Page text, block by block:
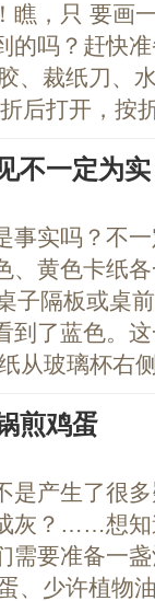
瞧，只 要画
的吗？赶快
、裁纸刀、
后打开，按
不一定为实
事实吗？不
、黄色卡纸
子隔板或桌
到了蓝色。
从玻璃杯右
煎鸡蛋
是产生了很
灰？……想知
需要准备一
、少许植物